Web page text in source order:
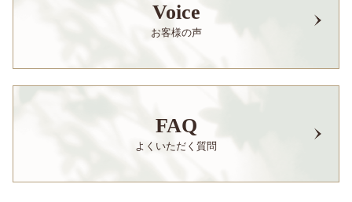
Voice
お客様の声
FAQ
よくいただく質問